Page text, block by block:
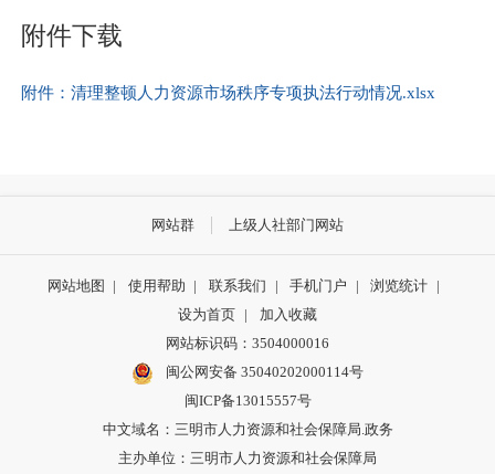
附件下载
附件：清理整顿人力资源市场秩序专项执法行动情况.xlsx
网站群 上级人社部门网站
网站地图 | 使用帮助 | 联系我们 | 手机门户 | 浏览统计 |
设为首页 |
加入收藏
网站标识码：3504000016
闽公网安备 35040202000114号
闽ICP备13015557号
中文域名：三明市人力资源和社会保障局.政务
主办单位：三明市人力资源和社会保障局